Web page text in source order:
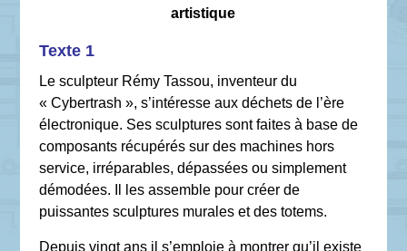
artistique
Texte 1
Le sculpteur Rémy Tassou, inventeur du
« Cybertrash », s’intéresse aux déchets de l’ère
électronique. Ses sculptures sont faites à base de
composants récupérés sur des machines hors
service, irréparables, dépassées ou simplement
démodées. Il les assemble pour créer de
puissantes sculptures murales et des totems.
Depuis vingt ans il s’emploie à montrer qu’il existe